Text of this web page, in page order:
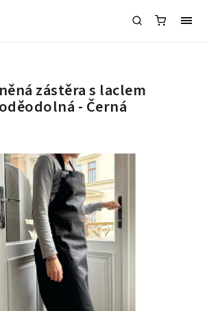
zástěra s laclem
- Černá